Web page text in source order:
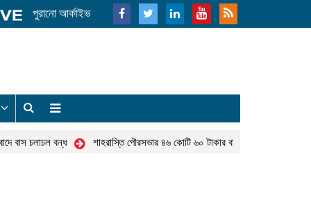
পুরানো আর্কাইভ
বাস চলাচল বন্ধ শাহরাস্তি পৌরসভার ৪৬ কোটি ৬০ টাকার বাজেট ঘোষণা